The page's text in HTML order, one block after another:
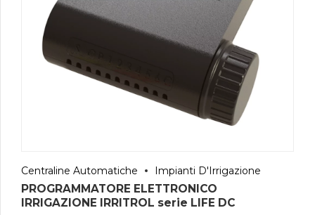
Centraline Automatiche Impianti D'Irrigazione
PROGRAMMATORE ELETTRONICO
IRRIGAZIONE IRRITROL serie LIFE DC